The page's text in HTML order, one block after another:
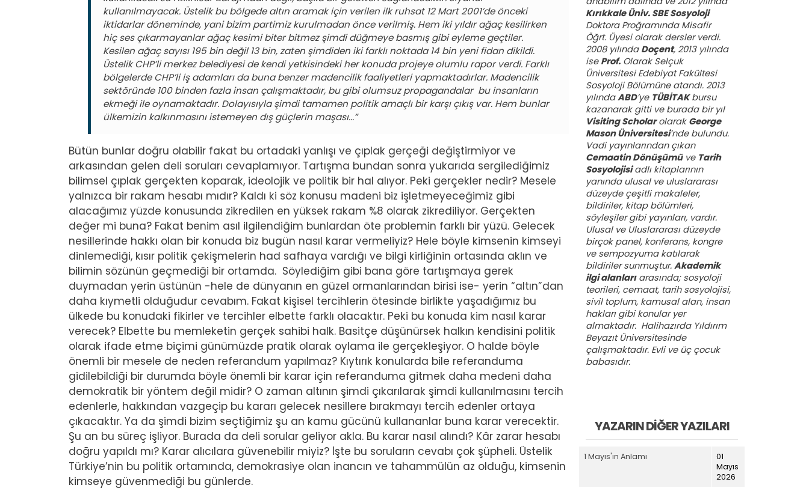
kullanılmayacak. Üstelik bu bölgede altın aramak için verilen ilk ruhsat 12 Mart 2001’de önceki
iktidarlar döneminde, yani bizim partimiz kurulmadan önce verilmiş. Hem iki yıldır ağaç kesilirken
hiç ses çıkarmayanlar ağaç kesimi biter bitmez şimdi düğmeye basmış gibi eyleme geçtiler.
Kesilen ağaç sayısı 195 bin değil 13 bin, zaten şimdiden iki farklı noktada 14 bin yeni fidan dikildi.
Üstelik CHP’li merkez belediyesi de kendi yetkisindeki her konuda projeye olumlu rapor verdi. Farklı
bölgelerde CHP’li iş adamları da buna benzer madencilik faaliyetleri yapmaktadırlar. Madencilik
sektöründe 100 binden fazla insan çalışmaktadır, bu gibi olumsuz propagandalar bu insanların
ekmeği ile oynamaktadır. Dolayısıyla şimdi tamamen politik amaçlı bir karşı çıkış var. Hem bunlar
ülkemizin kalkınmasını istemeyen dış güçlerin maşası...”
Bütün bunlar doğru olabilir fakat bu ortadaki yanlışı ve çıplak gerçeği değiştirmiyor ve
arkasından gelen deli soruları cevaplamıyor. Tartışma bundan sonra yukarıda sergilediğimiz
bilimsel çıplak gerçekten koparak, ideolojik ve politik bir hal alıyor. Peki gerçekler nedir? Mesele
yalnızca bir rakam hesabı mıdır? Kaldı ki söz konusu madeni biz işletmeyeceğimiz gibi
alacağımız yüzde konusunda zikredilen en yüksek rakam %8 olarak zikrediliyor. Gerçekten
değer mi buna? Fakat benim asıl ilgilendiğim bunlardan öte problemin farklı bir yüzü. Gelecek
nesillerinde hakkı olan bir konuda biz bugün nasıl karar vermeliyiz? Hele böyle kimsenin kimseyi
dinlemediği, kısır politik çekişmelerin had safhaya vardığı ve bilgi kirliğinin ortasında aklın ve
bilimin sözünün geçmediği bir ortamda. Söylediğim gibi bana göre tartışmaya gerek
duymadan yerin üstünün -hele de dünyanın en güzel ormanlarından birisi ise- yerin “altın”dan
daha kıymetli olduğudur cevabım. Fakat kişisel tercihlerin ötesinde birlikte yaşadığımız bu
ülkede bu konudaki fikirler ve tercihler elbette farklı olacaktır. Peki bu konuda kim nasıl karar
verecek? Elbette bu memleketin gerçek sahibi halk. Basitçe düşünürsek halkın kendisini politik
olarak ifade etme biçimi günümüzde pratik olarak oylama ile gerçekleşiyor. O halde böyle
önemli bir mesele de neden referandum yapılmaz? Kıytırık konularda bile referanduma
gidilebildiği bir durumda böyle önemli bir karar için referanduma gitmek daha medeni daha
demokratik bir yöntem değil midir? O zaman altının şimdi çıkarılarak şimdi kullanılmasını tercih
edenlerle, hakkından vazgeçip bu kararı gelecek nesillere bırakmayı tercih edenler ortaya
çıkacaktır. Ya da şimdi bizim seçtiğimiz şu an kamu gücünü kullananlar buna karar verecektir.
Şu an bu süreç işliyor. Burada da deli sorular geliyor akla. Bu karar nasıl alındı? Kâr zarar hesabı
doğru yapıldı mı? Karar alıcılara güvenebilir miyiz? İşte bu soruların cevabı çok şüpheli. Üstelik
Türkiye’nin bu politik ortamında, demokrasiye olan inancın ve tahammülün az olduğu, kimsenin
kimseye güvenmediği bu günlerde.
Kırıkkale Üniv. SBE Sosyoloji
Doktora Proğramında Misafir
Öğrt. Üyesi olarak dersler verdi.
2008 yılında Doçent, 2013 yılında
ise Prof. Olarak Selçuk
Üniversitesi Edebiyat Fakültesi
Sosyoloji Bölümüne atandı. 2013
yılındaABD’ye TÜBİTAKbursu
kazanarak gitti ve burada bir yıl
Visiting Scholarolarak George
Mason Üniversitesi’nde bulundu.
Vadi yayınlarından çıkan
Cemaatin Dönüşümüve Tarih
Sosyolojisiadlı kitaplarının
yanında ulusal ve uluslararası
düzeyde çeşitli makaleler,
bildiriler, kitap bölümleri,
söyleşiler gibi yayınları, vardır.
Ulusal ve Uluslararası düzeyde
birçok panel, konferans, kongre
ve sempozyuma katılarak
bildiriler sunmuştur. Akademik
ilgi alanlarıarasında; sosyoloji
teorileri, cemaat, tarih sosyolojisi,
sivil toplum, kamusal alan, insan
hakları gibi konular yer
almaktadır. Halihazırda Yıldırım
Beyazıt Üniversitesinde
çalışmaktadır. Evli ve üç çocuk
babasıdır.
YAZARIN DIĞER YAZILARI
1 Mayıs'ın Anlamı
01
Mayıs
2026